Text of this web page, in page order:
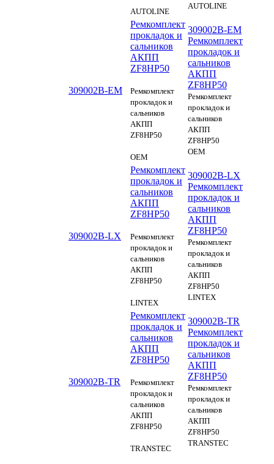
AUTOLINE
AUTOLINE
309002B-EM
Ремкомплект
прокладок и
сальников
АКПП
ZF8HP50
Ремкомплект
прокладок и
сальников
АКПП
ZF8HP50
OEM
309002B-EM
Ремкомплект
прокладок и
сальников
АКПП
ZF8HP50
Ремкомплект
прокладок и
сальников
АКПП
ZF8HP50
OEM
309002B-LX
Ремкомплект
прокладок и
сальников
АКПП
ZF8HP50
Ремкомплект
прокладок и
сальников
АКПП
ZF8HP50
LINTEX
309002B-LX
Ремкомплект
прокладок и
сальников
АКПП
ZF8HP50
Ремкомплект
прокладок и
сальников
АКПП
ZF8HP50
LINTEX
309002B-TR
Ремкомплект
прокладок и
сальников
АКПП
ZF8HP50
Ремкомплект
прокладок и
сальников
АКПП
ZF8HP50
TRANSTEC
309002B-TR
Ремкомплект
прокладок и
сальников
АКПП
ZF8HP50
Ремкомплект
прокладок и
сальников
АКПП
ZF8HP50
TRANSTEC